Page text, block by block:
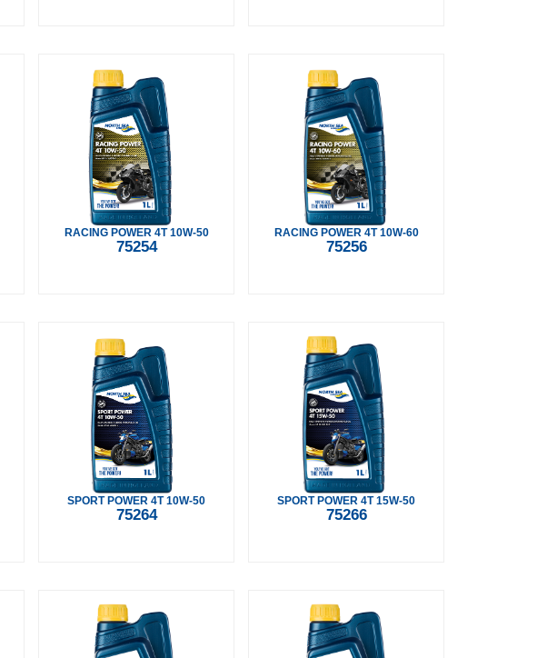
RACING POWER 4T 10W-50
75254
RACING POWER 4T 10W-60
75256
SPORT POWER 4T 10W-50
75264
SPORT POWER 4T 15W-50
75266